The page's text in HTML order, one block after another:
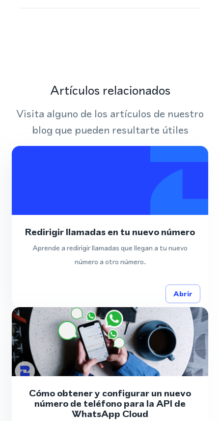
Artículos relacionados
Visita alguno de los artículos de nuestro
blog que pueden resultarte útiles
Redirigir llamadas en tu nuevo número
Aprende a redirigir llamadas que llegan a tu nuevo
número a otro número.
Abrir
Cómo obtener y configurar un nuevo
número de teléfono para la API de
WhatsApp Cloud